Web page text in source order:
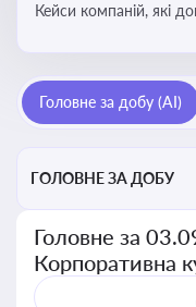
Кейси компаній, які
бізнес-середовища
Головне за добу (AI)
ГОЛОВНЕ ЗА ДОБУ
Головне за
Корпоративна